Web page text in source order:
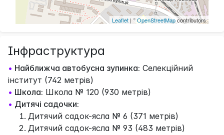
Leaflet | ©OpenStreetMapcontributors
Інфраструктура
• Найближча автобусна зупинка: Селекційний
інститут (742 метрів)
• Школа: Школа № 120 (930 метрів)
• Дитячі садочки:
Дитячий садок-ясла № 6 (371 метрів)
Дитячий садок-ясла № 93 (483 метрів)